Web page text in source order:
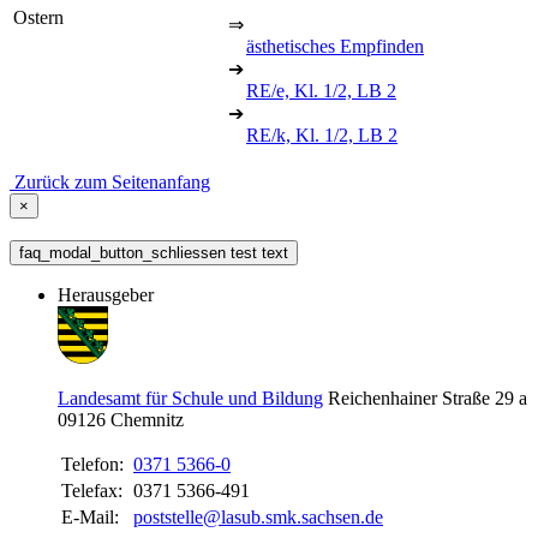
Ostern
⇒
ästhetisches Empfinden
➔
RE/e, Kl. 1/2, LB 2
➔
RE/k, Kl. 1/2, LB 2
Zurück zum Seitenanfang
×
faq_modal_button_schliessen test text
Herausgeber
Landesamt für Schule und Bildung Reichenhainer Straße 29 a
09126 Chemnitz
Telefon: 0371 5366-0
Telefax: 0371 5366-491
E-Mail:
poststelle@lasub.smk.sachsen.de